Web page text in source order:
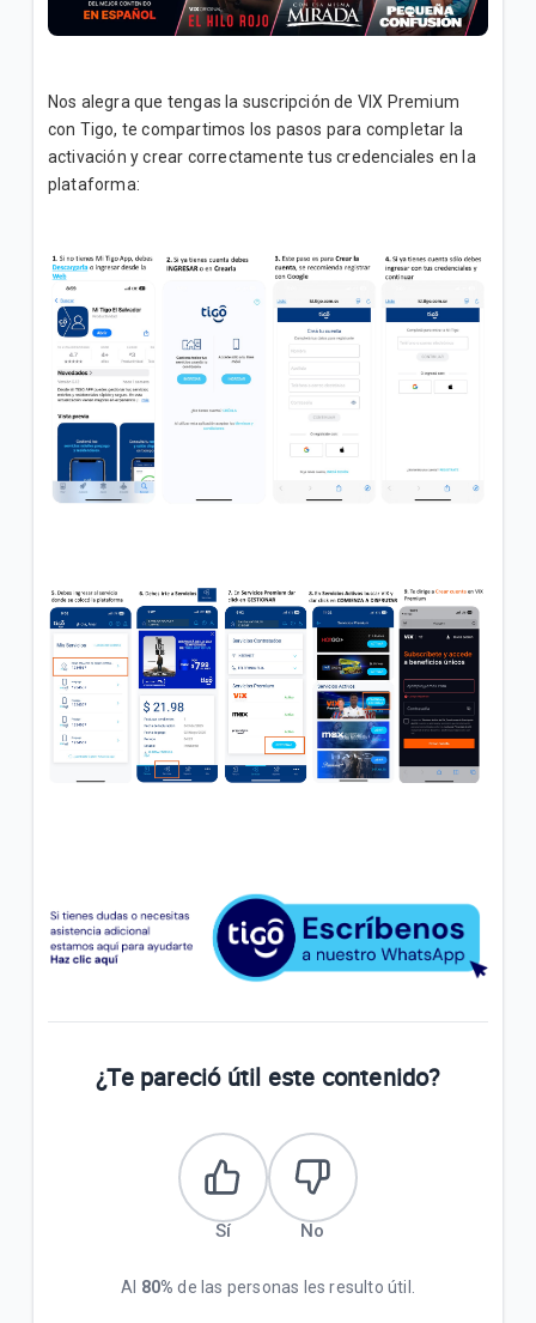
Addons Premium de Contenido para Servicio
VER MÁS
Nos alegra que tengas la suscripción de VIX Premium
con Tigo, te compartimos los pasos para completar la
activación y crear correctamente tus credenciales en la
plataforma:
¿Te pareció útil este contenido?
Sí No
Al 80% de las personas les resulto útil.